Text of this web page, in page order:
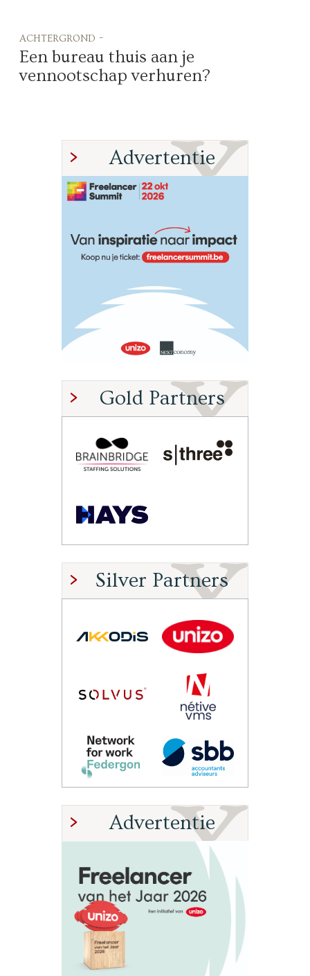
achtergrond -
Een bureau thuis aan je
vennootschap verhuren?
Advertentie
Gold Partners
Silver Partners
Advertentie